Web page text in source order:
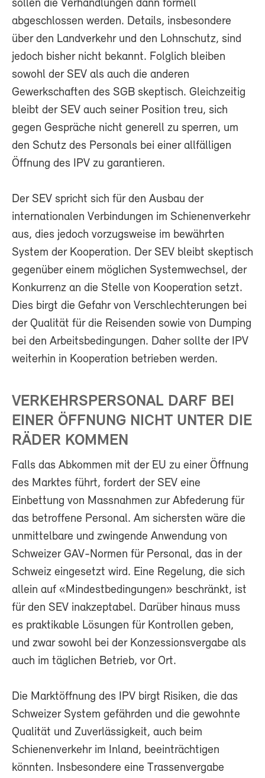
sollen die Verhandlungen dann formell
abgeschlossen werden. Details, insbesondere
über den Landverkehr und den Lohnschutz, sind
jedoch bisher nicht bekannt. Folglich bleiben
sowohl der SEV als auch die anderen
Gewerkschaften des SGB skeptisch. Gleichzeitig
bleibt der SEV auch seiner Position treu, sich
gegen Gespräche nicht generell zu sperren, um
den Schutz des Personals bei einer allfälligen
Öffnung des IPV zu garantieren.
Der SEV spricht sich für den Ausbau der
internationalen Verbindungen im Schienenverkehr
aus, dies jedoch vorzugsweise im bewährten
System der Kooperation. Der SEV bleibt skeptisch
gegenüber einem möglichen Systemwechsel, der
Konkurrenz an die Stelle von Kooperation setzt.
Dies birgt die Gefahr von Verschlechterungen bei
der Qualität für die Reisenden sowie von Dumping
bei den Arbeitsbedingungen. Daher sollte der IPV
weiterhin in Kooperation betrieben werden.
VERKEHRSPERSONAL DARF BEI
EINER ÖFFNUNG NICHT UNTER DIE
RÄDER KOMMEN
Falls das Abkommen mit der EU zu einer Öffnung
des Marktes führt, fordert der SEV eine
Einbettung von Massnahmen zur Abfederung für
das betroffene Personal. Am sichersten wäre die
unmittelbare und zwingende Anwendung von
Schweizer GAV-Normen für Personal, das in der
Schweiz eingesetzt wird. Eine Regelung, die sich
allein auf «Mindestbedingungen» beschränkt, ist
für den SEV inakzeptabel. Darüber hinaus muss
es praktikable Lösungen für Kontrollen geben,
und zwar sowohl bei der Konzessionsvergabe als
auch im täglichen Betrieb, vor Ort.
Die Marktöffnung des IPV birgt Risiken, die das
Schweizer System gefährden und die gewohnte
Qualität und Zuverlässigkeit, auch beim
Schienenverkehr im Inland, beeinträchtigen
könnten. Insbesondere eine Trassenvergabe